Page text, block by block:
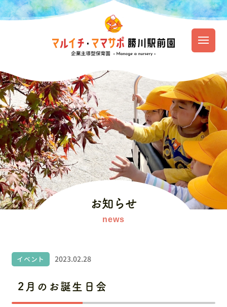
園のご紹介 保育の特徴 園での生活
入園のご案内 資料ダウンロード
お問い合わせ
お知らせ
イベント 2023.02.28
2月のお誕生日会